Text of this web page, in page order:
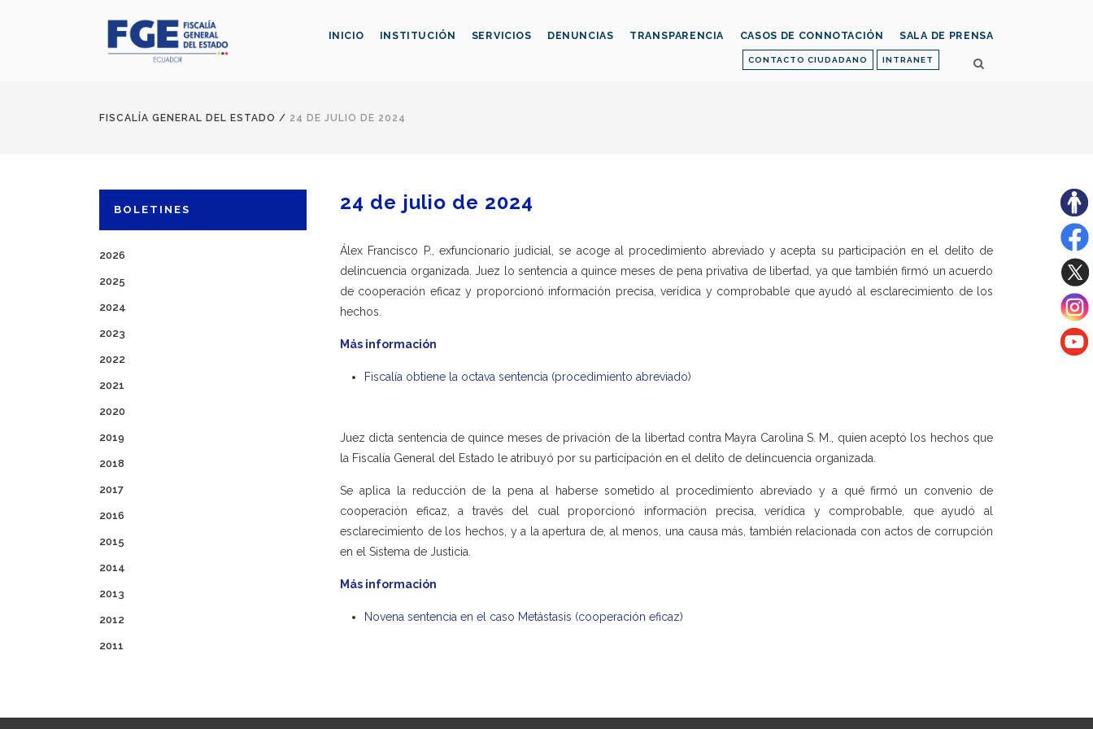
CONTACTO CIUDADANO INTRANET
INICIO INSTITUCIÓN SERVICIOS DENUNCIAS TRANSPARENCIA CASOS DE CONNOTACIÓN SALA DE PRENSA
FISCALÍA GENERAL DEL ESTADO / 24 DE JULIO DE 2024
BOLETINES
2026
2025
2024
2023
2022
2021
2020
2019
2018
2017
2016
2015
2014
2013
2012
2011
24 de julio de 2024
Álex Francisco P., exfuncionario judicial, se acoge al procedimiento abreviado y acepta su participación en el delito de
delincuencia organizada. Juez lo sentencia a quince meses de pena privativa de libertad, ya que también firmó un acuerdo
de cooperación eficaz y proporcionó información precisa, verídica y comprobable que ayudó al esclarecimiento de los
hechos.
Más información
Fiscalía obtiene la octava sentencia (procedimiento abreviado)
Juez dicta sentencia de quince meses de privación de la libertad contra Mayra Carolina S. M., quien aceptó los hechos que
la Fiscalía General del Estado le atribuyó por su participación en el delito de delincuencia organizada.
Se aplica la reducción de la pena al haberse sometido al procedimiento abreviado y a qué firmó un convenio de
cooperación eficaz, a través del cual proporcionó información precisa, verídica y comprobable, que ayudó al
esclarecimiento de los hechos, y a la apertura de, al menos, una causa más, también relacionada con actos de corrupción
en el Sistema de Justicia.
Más información
Novena sentencia en el caso Metástasis (cooperación eficaz)